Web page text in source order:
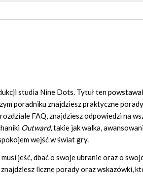
studia Nine Dots. Tytuł ten
poradniku znajdziesz praktyczne
FAQ, znajdziesz odpowiedzi na
Outward, takie jak walka,
wejść w świat gry.
jeść, dbać o swoje ubranie oraz o
liczne porady oraz wskazówki,